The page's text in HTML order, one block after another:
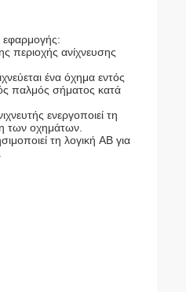
εφαρμογής:
περιοχής ανίχνευσης
ένα όχημα εντός
παλμός σήματος κατά
ενεργοποιεί τη
των οχημάτων.
τη λογική AB για